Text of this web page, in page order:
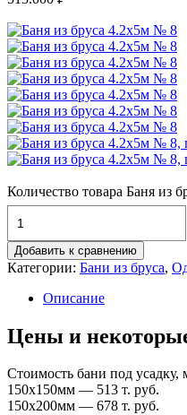
Количество товара Баня из
Добавить к сравнению
Категории: Бани из бруса,
Описание
Цены и
Стоимость бани под усадку,
150х150мм — 513 т. руб.
150х200мм — 678 т. руб.